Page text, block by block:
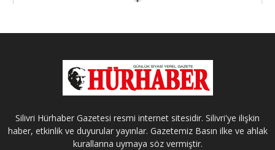
Silivri Hürhaber Gazetesi resmi internet sitesidir. Silivri'ye ilişkin
haber, etkinlik ve duyurular yayınlar. Gazetemiz Basın ilke ve ahlak
kurallarına uymaya söz vermiştir.